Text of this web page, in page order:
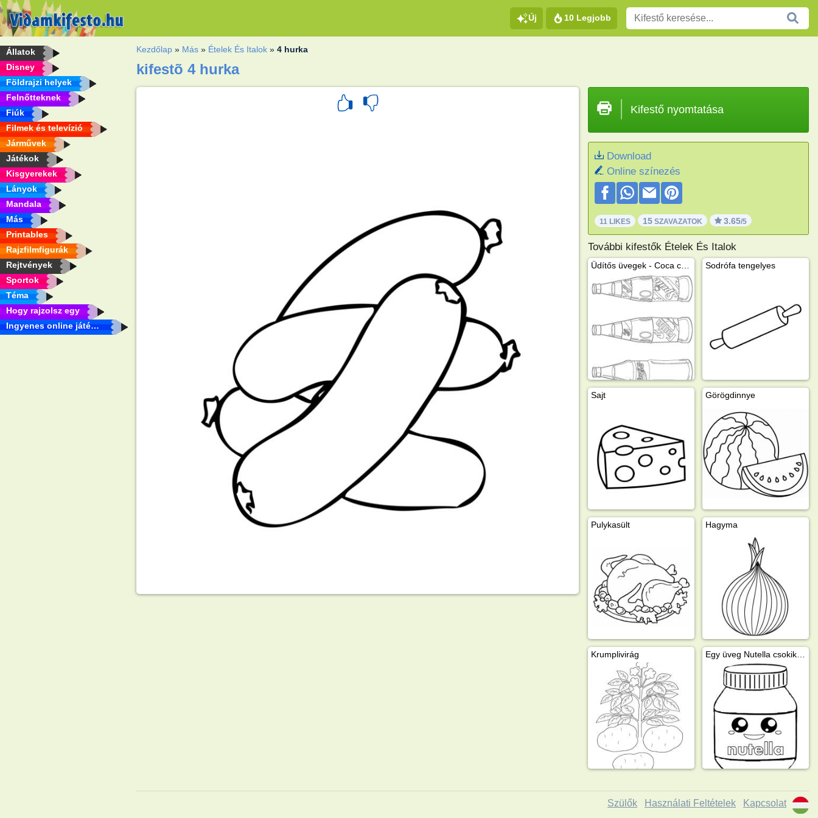
Új 10 Legjobb
Állatok
Disney
Földrajzi helyek
Felnőtteknek
Fiúk
Filmek és televízió
Járművek
Játékok
Kisgyerekek
Lányok
Mandala
Más
Printables
Rajzfilmfigurák
Rejtvények
Sportok
Téma
Hogy rajzolsz egy
Ingyenes online játékok
Kezdőlap » Más » Ételek És Italok »4 hurka
kifestõ 4 hurka
Kifestő nyomtatása
Download
Online színezés
11 LIKES 15SZAVAZATOK 3.65/5
További kifestők Ételek És Italok
Üdítős üvegek - Coca cola, Fanta, Sprite Sodrófa tengelyes
Sajt Görögdinnye
Pulykasült Hagyma
Krumplivirág Egy üveg Nutella csokikrém
Szülők Használati Feltételek Kapcsolat